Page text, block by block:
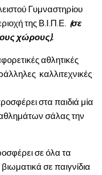
Γυμναστηρίου
της Β.Ι.Π.Ε. (σε
χώρους).
αθλητικές
καλλιτεχνικές
στα παιδιά μία
σάλας την
σε όλα τα
σε παιγνίδια